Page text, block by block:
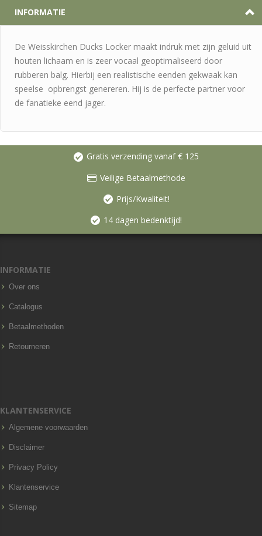
INFORMATIE
De Weisskirchen Ducks Locker maakt indruk met zijn geluid uit
houten lichaam en is zeer vocaal geoptimaliseerd door
rubberen balg. Hierbij een realistische eenden gekwaak kan
speelse opbrengst genereren. Hij is de perfecte partner voor
de fanatieke eend jager.
Gratis verzending vanaf € 125
Veilige Betaalmethode
Prijs/Kwaliteit!
14 dagen bedenktijd!
INFORMATIE
Over ons
Catalogus
Betaalmethoden
Retourneren
KLANTENSERVICE
Algemene voorwaarden
Disclaimer
Privacy Policy
Klantenservice
Sitemap